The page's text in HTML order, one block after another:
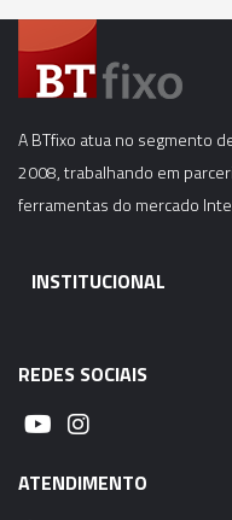
A BTfixo atua no segmento
2008, trabalhando em
ferramentas do mercado
INSTITUCIONAL
REDES SOCIAIS
ATENDIMENTO